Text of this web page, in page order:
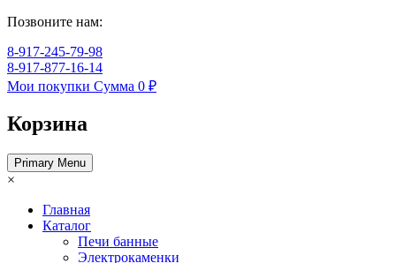
Позвоните нам:
8-917-245-79-98
8-917-877-16-14
Мои покупки Сумма 0 ₽
Корзина
Primary Menu
×
Главная
Каталог
Печи банные
Электрокаменки